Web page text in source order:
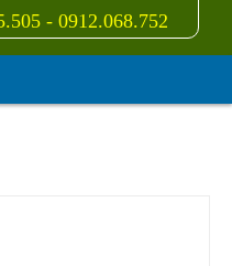
- 0912.068.752